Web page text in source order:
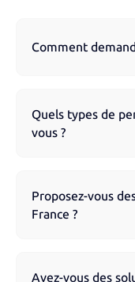
Comment
Notre équipe vous
garantir un résultat
Quels types de
vous ?
gravure laser,
Chaque technique
Proposez-vous
France ?
Avez-vous des